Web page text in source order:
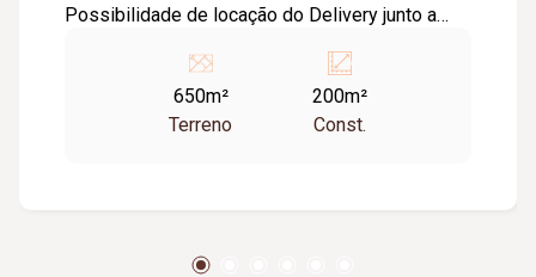
Possibilidade de locação do Delivery junto a
650m²
Terreno
200m²
Const.